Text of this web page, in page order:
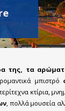
της, τα
μπιστρό
κτίρια,
, πολλά μουσεία